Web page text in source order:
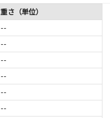
重さ（単位）
--
--
--
--
--
--